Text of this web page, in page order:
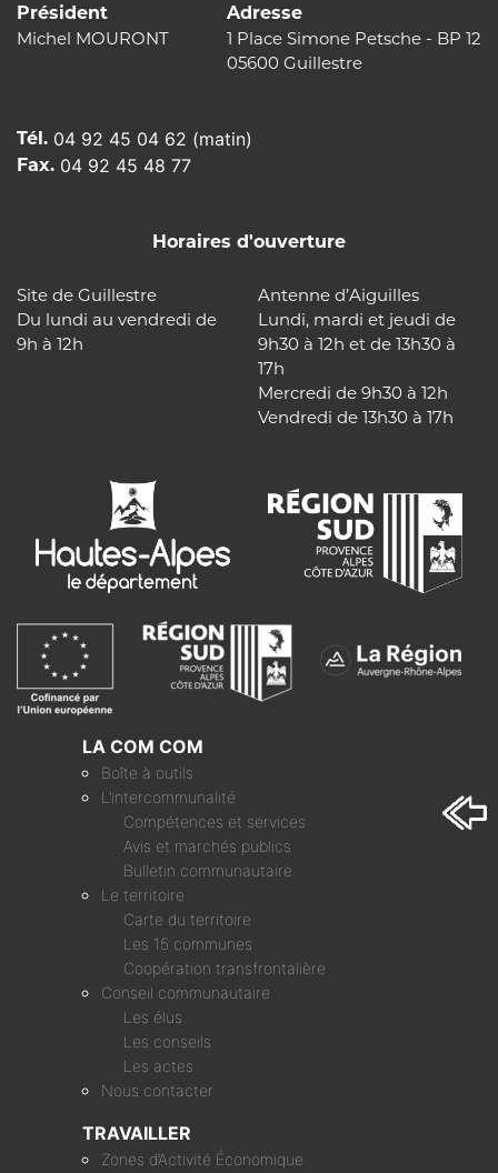
Président
Michel MOURONT
Adresse
1 Place Simone Petsche - BP 12
05600 Guillestre
Tél. 04 92 45 04 62 (matin)
Fax. 04 92 45 48 77
Horaires d'ouverture
Site de Guillestre
Du lundi au vendredi de
9h à 12h
Antenne d’Aiguilles
Lundi, mardi et jeudi de
9h30 à 12h et de 13h30 à
17h
Mercredi de 9h30 à 12h
Vendredi de 13h30 à 17h
LA COM COM
Boîte à outils
L’intercommunalité
Compétences et services
Avis et marchés publics
Bulletin communautaire
Le territoire
Carte du territoire
Les 15 communes
Coopération transfrontalière
Conseil communautaire
Les élus
Les conseils
Les actes
Nous contacter
TRAVAILLER
Zones d’Activité Économique